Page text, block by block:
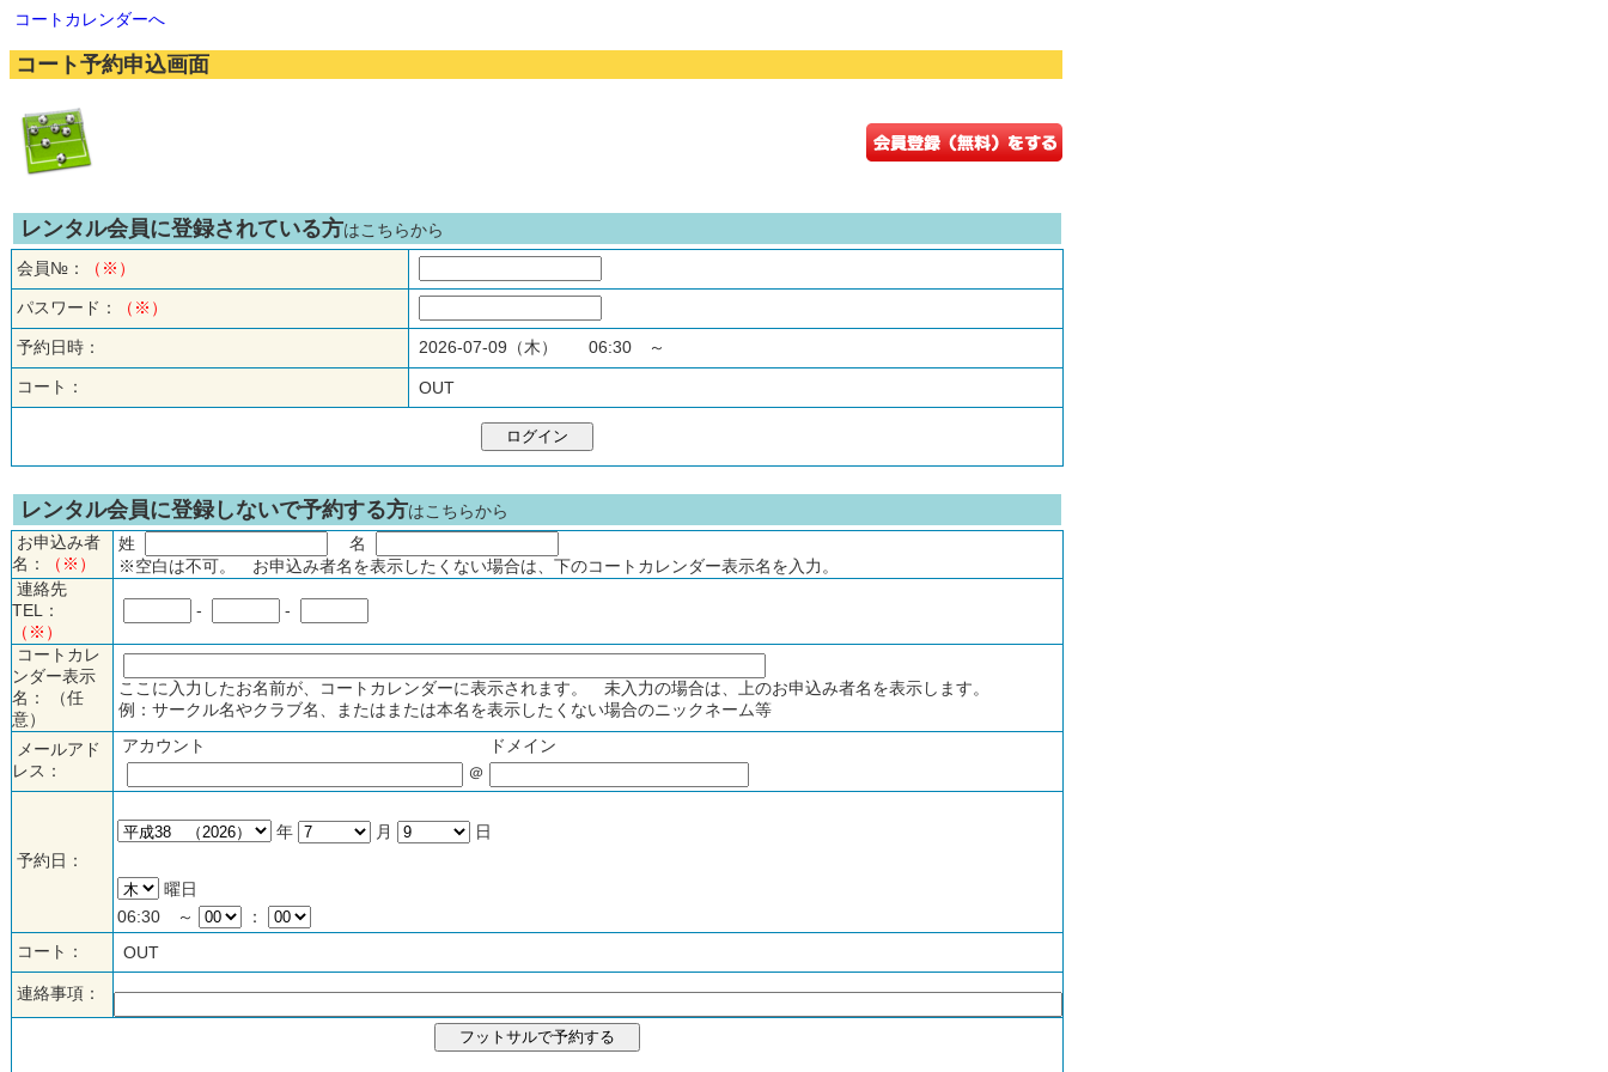
コートカレンダーへ
コート予約申込画面
レンタル会員に登録されている方はこちらから
会員№：
（※）
パスワード： （※）
予約日時： 2026-07-09（木） 06:30 ～
コート： OUT
レンタル会員に登録しないで予約する方はこちらから
お申込み者
名：
（※）
姓
名
※空白は不可。 お申込み者名を表示したくない場合は、下のコートカレンダー表示名を入力。
連絡先
TEL：
（※）
- -
コートカレ
ンダー表示
名： （任
意）
ここに入力したお名前が、コートカレンダーに表示されます。 未入力の場合は、上のお申込み者名を表示します。
例：サークル名やクラブ名、またはまたは本名を表示したくない場合のニックネーム等
メールアド
レス：
アカウント
ドメイン
＠
予約日：
年 月 日
曜日
06:30 ～
：
コート：
OUT
連絡事項：